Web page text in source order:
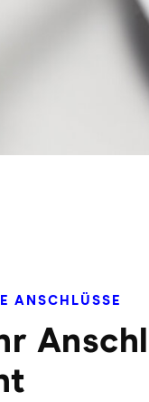
ANSCHLÜSSE